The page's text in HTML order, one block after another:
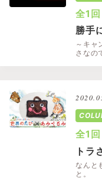
全1回
勝手
～キャ
さなの
全1回
トラ
なんと
と。